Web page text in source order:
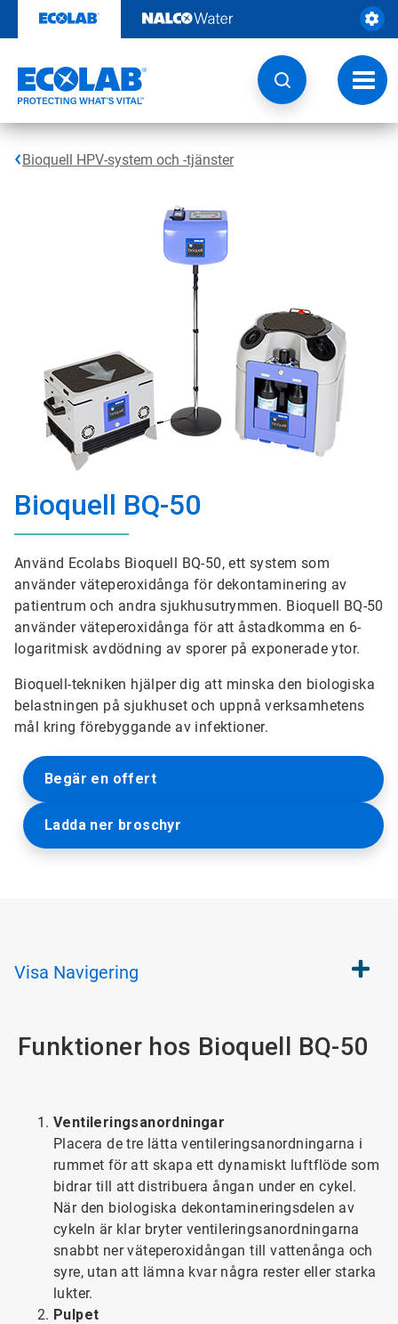
innehåll
Ändra
Bioquell HPV-system och -tjänster
Bioquell BQ-50
Använd Ecolabs Bioquell BQ-50, ett system som
använder väteperoxidånga för dekontaminering av
patientrum och andra sjukhusutrymmen. Bioquell BQ-50
använder väteperoxidånga för att åstadkomma en 6-
logaritmisk avdödning av sporer på exponerade ytor.
Bioquell-tekniken hjälper dig att minska den biologiska
belastningen på sjukhuset och uppnå verksamhetens
mål kring förebyggande av infektioner.
Begär en offert
Ladda ner broschyr
Visa Navigering
Funktioner hos Bioquell BQ-50
Ventileringsanordningar
Placera de tre lätta ventileringsanordningarna i
rummet för att skapa ett dynamiskt luftflöde som
bidrar till att distribuera ångan under en cykel.
När den biologiska dekontamineringsdelen av
cykeln är klar bryter ventileringsanordningarna
snabbt ner väteperoxidångan till vattenånga och
syre, utan att lämna kvar några rester eller starka
lukter.
Pulpet